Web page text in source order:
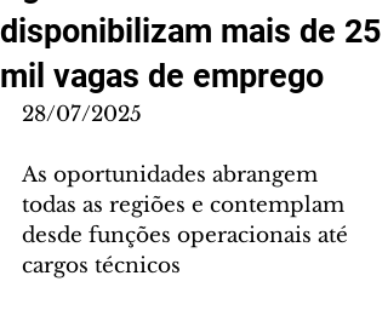
disponibilizam mais de 25
mil vagas de emprego
28/07/2025
As oportunidades abrangem
todas as regiões e contemplam
desde funções operacionais até
cargos técnicos